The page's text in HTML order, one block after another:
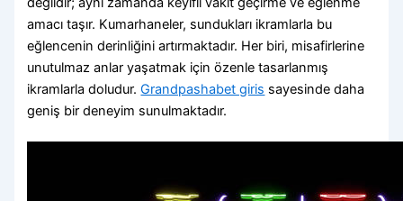
amacı taşır. Kumarhaneler, sundukları ikramlarla bu
eğlencenin derinliğini artırmaktadır. Her biri, misafirlerine
unutulmaz anlar yaşatmak için özenle tasarlanmış
ikramlarla doludur.Grandpashabet giris sayesinde daha
geniş bir deneyim sunulmaktadır.